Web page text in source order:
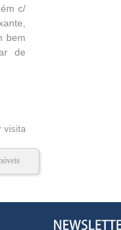
c/
bem
de
visita